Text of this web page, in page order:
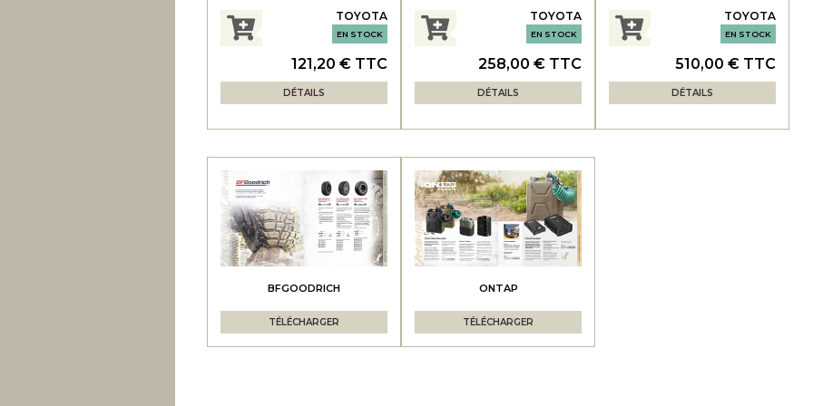
TOYOTA
EN STOCK
121,20 € TTC
DÉTAILS
TOYOTA
EN STOCK
258,00 € TTC
DÉTAILS
TOYOTA
EN STOCK
510,00 € TTC
DÉTAILS
BFGOODRICH
TÉLÉCHARGER
ONTAP
TÉLÉCHARGER